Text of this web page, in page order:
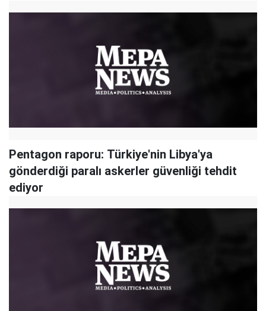
Pentagon raporu: Türkiye'nin Libya'ya
gönderdiği paralı askerler güvenliği tehdit
ediyor